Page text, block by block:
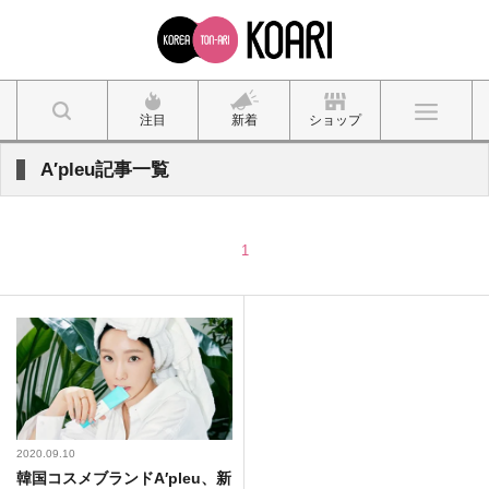
注目 新着 ショップ
A′pleu記事一覧
1
2020.09.10
韓国コスメブランドA′pleu、新